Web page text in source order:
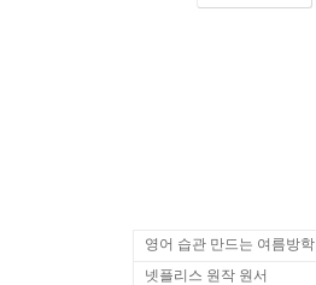
영어 습관 만드는 여름방학
넷플리스 원작 원서